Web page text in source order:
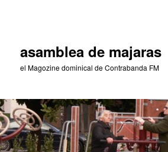
asamblea de majaras
el Magozine dominical de Contrabanda FM